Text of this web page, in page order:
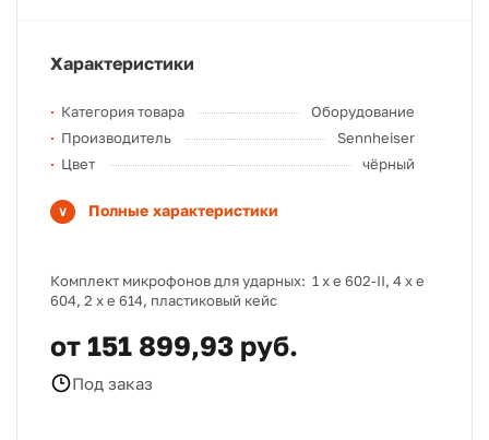
Характеристики
Категория товара
Оборудование
Производитель
Sennheiser
Цвет
чёрный
Полные характеристики
Комплект микрофонов для ударных: 1 х е 602-II, 4 x e
604, 2 x e 614, пластиковый кейс
от 151 899,93 руб.
Под заказ